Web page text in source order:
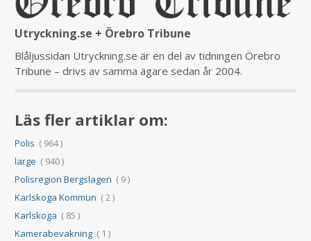
Utryckning.se + Örebro Tribune
Blåljussidan Utryckning.se är en del av tidningen Örebro
Tribune – drivs av samma ägare sedan år 2004.
Läs fler artiklar om:
Polis ( 964 )
large ( 940 )
Polisregion Bergslagen ( 9 )
Karlskoga Kommun ( 2 )
Karlskoga ( 85 )
Kamerabevakning ( 1 )